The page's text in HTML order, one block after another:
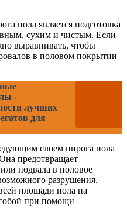
пола является подготовка
сухим и чистым. Если
выравнивать, чтобы
в половом покрытии
-
лучших
для
слоем пирога пола
предотвращает
подвала в половое
разрушения.
площади пола на
при помощи